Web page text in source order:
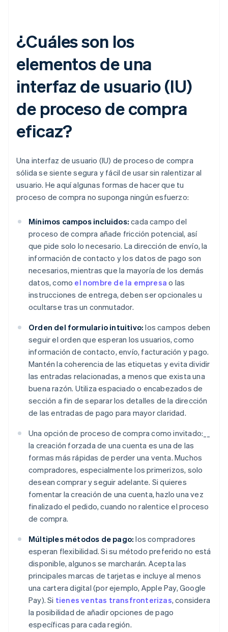
¿Cuáles son los
elementos de una
interfaz de usuario (IU)
de proceso de compra
eficaz?
Una interfaz de usuario (IU) de proceso de compra
sólida se siente segura y fácil de usar sin ralentizar al
usuario. He aquí algunas formas de hacer que tu
proceso de compra no suponga ningún esfuerzo:
Mínimos campos incluidos: cada campo del
proceso de compra añade fricción potencial, así
que pide solo lo necesario. La dirección de envío, la
información de contacto y los datos de pago son
necesarios, mientras que la mayoría de los demás
datos, como el nombre de la empresa o las
instrucciones de entrega, deben ser opcionales u
ocultarse tras un conmutador.
Orden del formulario intuitivo: los campos deben
seguir el orden que esperan los usuarios, como
información de contacto, envío, facturación y pago.
Mantén la coherencia de las etiquetas y evita dividir
las entradas relacionadas, a menos que exista una
buena razón. Utiliza espaciado o encabezados de
sección a fin de separar los detalles de la dirección
de las entradas de pago para mayor claridad.
Una opción de proceso de compra como invitado:__
la creación forzada de una cuenta es una de las
formas más rápidas de perder una venta. Muchos
compradores, especialmente los primerizos, solo
desean comprar y seguir adelante. Si quieres
fomentar la creación de una cuenta, hazlo una vez
finalizado el pedido, cuando no ralentice el proceso
de compra.
Múltiples métodos de pago: los compradores
esperan flexibilidad. Si su método preferido no está
disponible, algunos se marcharán. Acepta las
principales marcas de tarjetas e incluye al menos
una cartera digital (por ejemplo, Apple Pay, Google
Pay). Si tienes ventas transfronterizas, considera
la posibilidad de añadir opciones de pago
específicas para cada región.